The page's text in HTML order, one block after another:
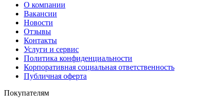
О компании
Вакансии
Новости
Отзывы
Контакты
Услуги и сервис
Политика конфиденциальности
Корпоративная социальная ответственность
Публичная оферта
Покупателям